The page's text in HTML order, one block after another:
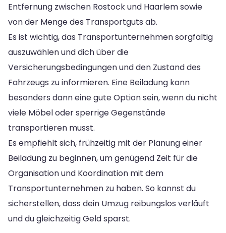
Entfernung zwischen Rostock und Haarlem sowie
von der Menge des Transportguts ab.
Es ist wichtig, das Transportunternehmen sorgfältig
auszuwählen und dich über die
Versicherungsbedingungen und den Zustand des
Fahrzeugs zu informieren. Eine Beiladung kann
besonders dann eine gute Option sein, wenn du nicht
viele Möbel oder sperrige Gegenstände
transportieren musst.
Es empfiehlt sich, frühzeitig mit der Planung einer
Beiladung zu beginnen, um genügend Zeit für die
Organisation und Koordination mit dem
Transportunternehmen zu haben. So kannst du
sicherstellen, dass dein Umzug reibungslos verläuft
und du gleichzeitig Geld sparst.